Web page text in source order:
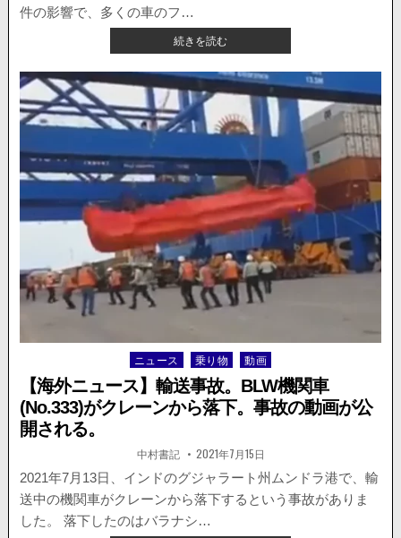
落。
が
公
開。
件の影響で、多くの車のフ…
続きを読む【海
外
ニ
ュ
ス】
イ
タ
リ
ア
の
高
道
路
で
巨
な”雹”。
多
の
車
被
害
に
遭
Posted
in
ニュース 乗り物 動画
【海外ニュース】輸送事故。BLW機関車
(No.333)がクレーンから落下。事故の動画が公
開される。
著
者:
中村書記 掲
載
日：
2021年7月15日
2021年7月13日、インドのグジャラート州ムンドラ港で、輸
送中の機関車がクレーンから落下するという事故がありま
した。 落下したのはバラナシ…